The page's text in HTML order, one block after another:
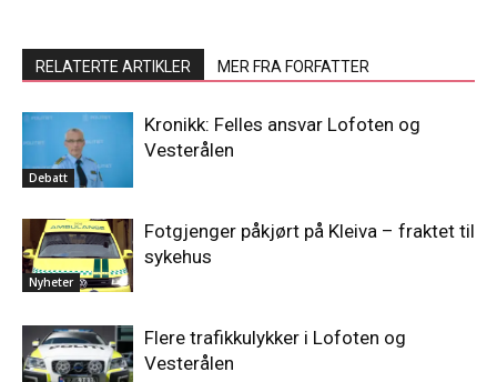
RELATERTE ARTIKLER MER FRA FORFATTER
Debatt
Kronikk: Felles ansvar Lofoten og
Vesterålen
Nyheter
Fotgjenger påkjørt på Kleiva – fraktet til
sykehus
Flere trafikkulykker i Lofoten og
Vesterålen